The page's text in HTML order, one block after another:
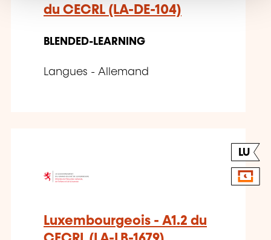
du CECRL (LA-DE-104)
BLENDED-LEARNING
Langues - Allemand
LU
Luxembourgeois - A1.2 du